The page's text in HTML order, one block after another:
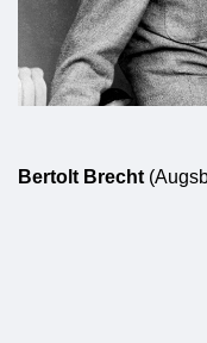
Bertolt Brecht